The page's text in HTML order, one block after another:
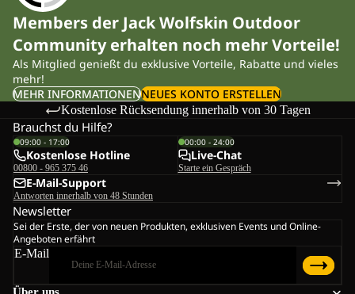
Members der Jack Wolfskin Outdoor
Community erhalten noch mehr Vorteile!
Als Mitglied genießt du exklusive Vorteile, Rabatte und vieles
mehr!
MEHR INFORMATIONENNEUES KONTO ERSTELLEN
Kostenlose Rücksendung innerhalb von 30 Tagen
Brauchst du Hilfe?
09:00 - 17:00
Kostenlose Hotline
00800 - 965 375 46
00:00 - 24:00
Live-Chat
Starte ein Gespräch
E-Mail-Support
Antworten innerhalb von 48 Stunden
Newsletter
Sei der Erste, der von neuen Produkten, exklusiven Events und Online-
Angeboten erfährt
E-Mail